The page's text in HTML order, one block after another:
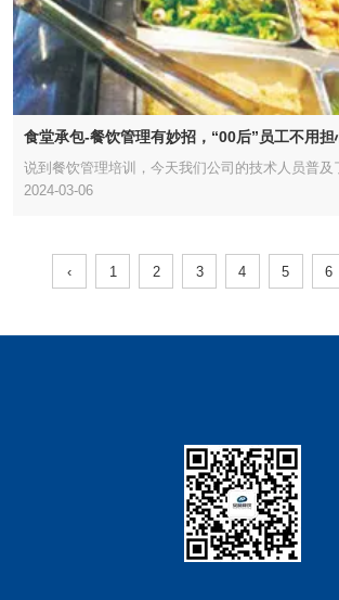
食堂承包-餐饮管理有妙招，“00后”员工不用担
说到餐饮管理培训，今天我们公司的技术人员普及
下属，尤其是00后的年轻人，真诚地工作？我们都
2024-03-06
‹ 1 2 3 4 5 6